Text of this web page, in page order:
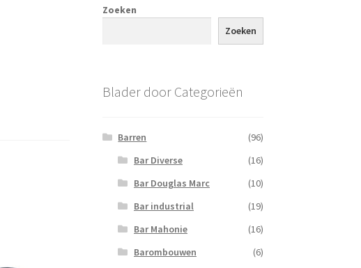
Zoeken
Zoeken
Blader door Categorieën
Barren
(96)
Bar Diverse
(16)
Bar Douglas Marc
(10)
Bar industrial
(19)
Bar Mahonie
(16)
Barombouwen
(6)